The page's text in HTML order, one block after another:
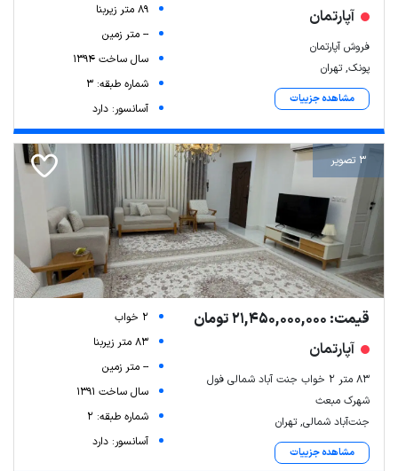
آپارتمان
فروش آپارتمان
پونک, تهران
مشاهده جزییات
89 متر زیربنا
-- متر زمین
سال ساخت 1394
شماره طبقه: 3
آسانسور: دارد
3 تصویر
قیمت: 21,450,000,000 تومان
آپارتمان
۸۳ متر ۲ خواب جنت آباد شمالی فول
شهرک مبعث
جنت‌آباد شمالی, تهران
مشاهده جزییات
2 خواب
83 متر زیربنا
-- متر زمین
سال ساخت 1391
شماره طبقه: 2
آسانسور: دارد